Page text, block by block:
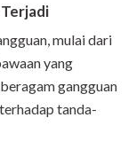
mulai dari
yang
gangguan
tanda-